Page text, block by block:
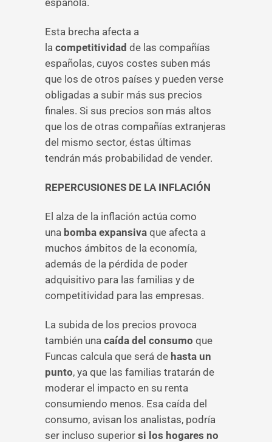
española.
Esta brecha afecta a
la competitividad de las compañías
españolas, cuyos costes suben más
que los de otros países y pueden verse
obligadas a subir más sus precios
finales. Si sus precios son más altos
que los de otras compañías extranjeras
del mismo sector, éstas últimas
tendrán más probabilidad de vender.
REPERCUSIONES DE LA INFLACIÓN
El alza de la inflación actúa como
una bomba expansiva que afecta a
muchos ámbitos de la economía,
además de la pérdida de poder
adquisitivo para las familias y de
competitividad para las empresas.
La subida de los precios provoca
también una caída del consumo que
Funcas calcula que será de hasta un
punto, ya que las familias tratarán de
moderar el impacto en su renta
consumiendo menos. Esa caída del
consumo, avisan los analistas, podría
ser incluso superior si los hogares no